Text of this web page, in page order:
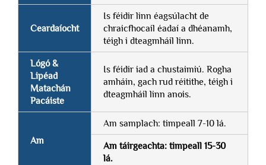
Ceardaíocht
Is féidir linn éagsúlacht de
chraicfhocail éadaí a dhéanamh,
téigh i dteagmháil linn.
Lógó &
Lipéad
Matachán
Pacáiste
Is féidir iad a chustaimiú. Rogha
amháin, gach rud réitithe, téigh i
dteagmháil linn anois.
Am
Am samplach: timpeall 7-10 lá.
Am táirgeachta: timpeall 15-30
lá.